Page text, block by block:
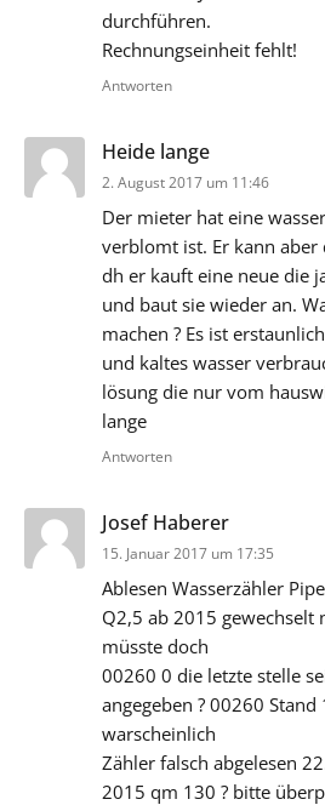
durchführen.
Rechnungseinheit fehlt!
Antworten
Heide lange
2. August 2017 um 11:46
Der mieter hat eine
verblomt ist. Er kann
dh er kauft eine neue die
und baut sie wieder an.
machen ? Es ist
und kaltes wasser
lösung die nur vom
lange
Antworten
Josef Haberer
15. Januar 2017 um 17:35
Ablesen Wasserzähler
Q2,5 ab 2015 gewechselt
müsste doch
00260 0 die letzte stelle
angegeben ? 00260
warscheinlich
Zähler falsch abgelesen
2015 qm 130 ? bitte